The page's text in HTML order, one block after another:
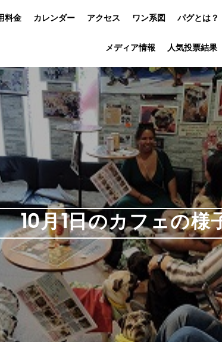
料金 カレンダー アクセス ワン系図 パグとは？
メディア情報 人気投票結果
10月1日のカフェの様